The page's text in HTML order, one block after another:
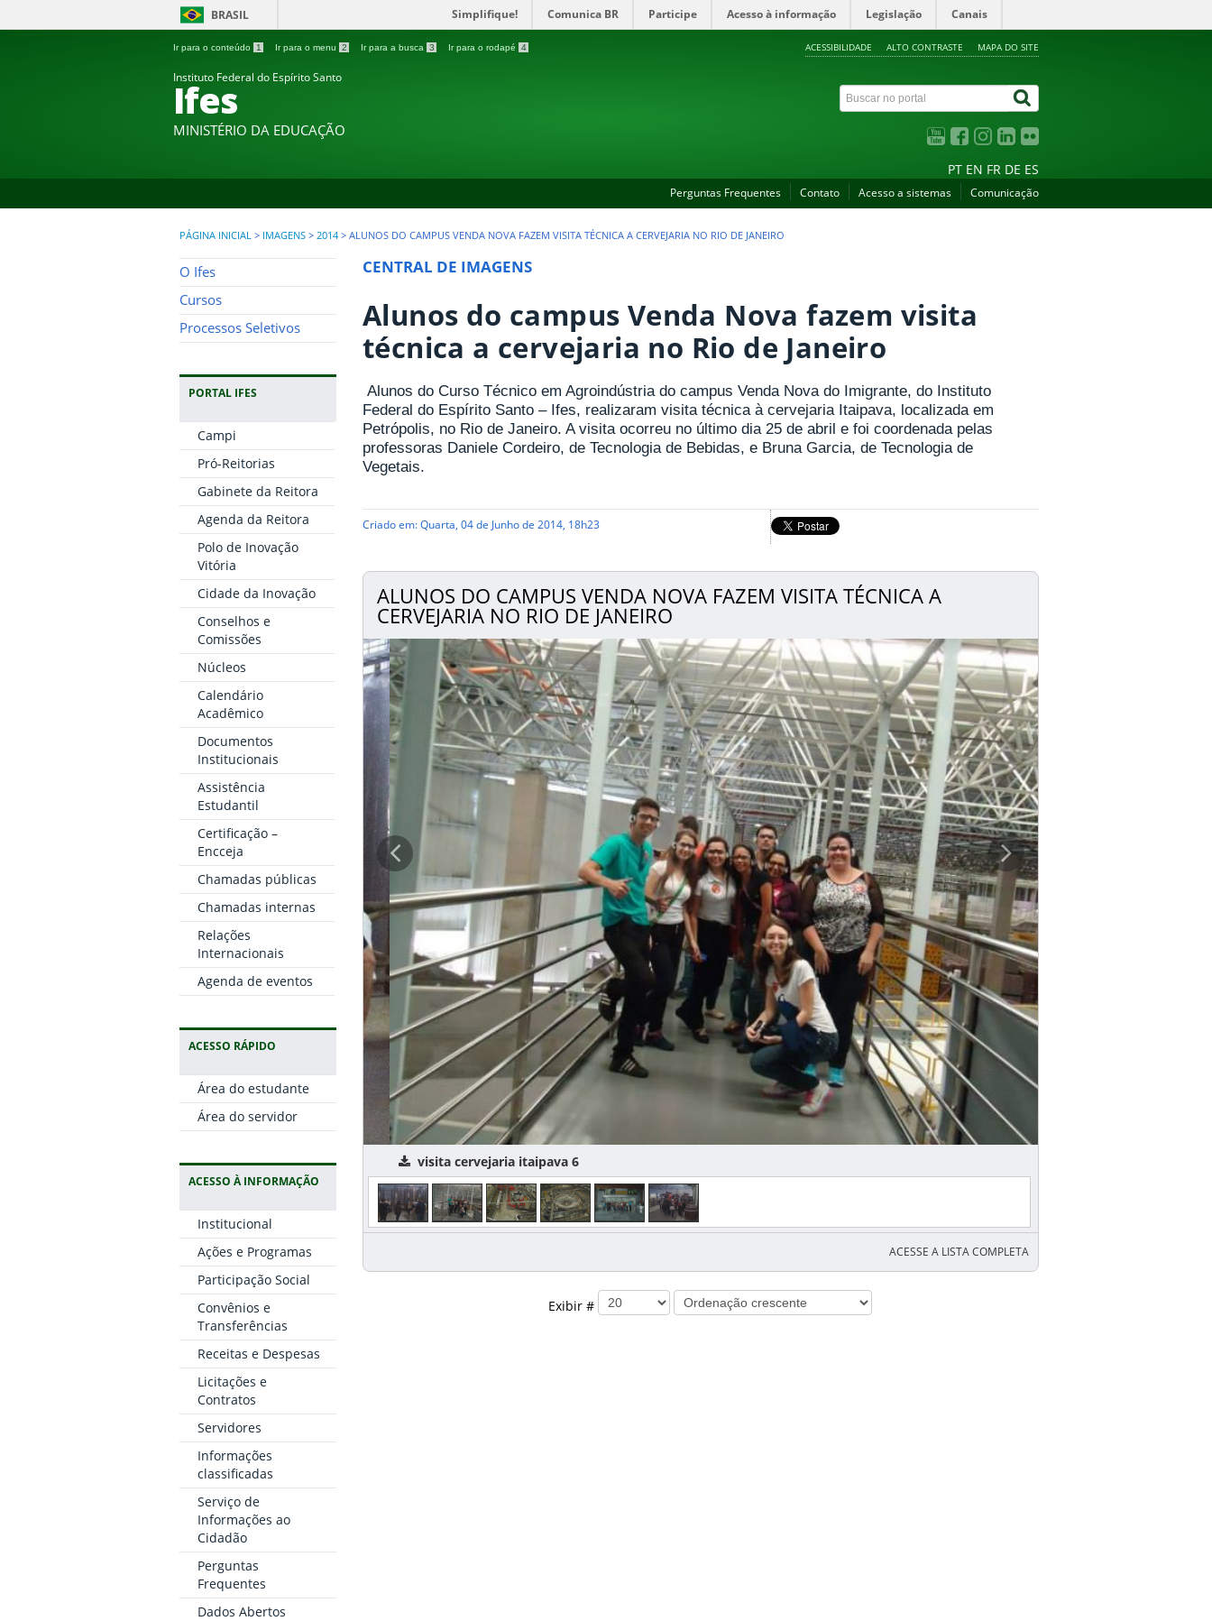
BRASIL Simplifique! Comunica BR Participe Acesso à informação Legislação Canais
Ir para o conteúdo 1 Ir para o menu 2 Ir para a busca 3 Ir para o rodapé 4 ACESSIBILIDADE ALTO CONTRASTE MAPA DO SITE
Instituto Federal do Espírito Santo
Ifes
MINISTÉRIO DA EDUCAÇÃO
PT EN FR DE ES
Perguntas Frequentes Contato Acesso a sistemas Comunicação
PÁGINA INICIAL > IMAGENS > 2014 > ALUNOS DO CAMPUS VENDA NOVA FAZEM VISITA TÉCNICA A CERVEJARIA NO RIO DE JANEIRO
O Ifes
Cursos
Processos Seletivos
PORTAL IFES
Campi
Pró-Reitorias
Gabinete da Reitora
Agenda da Reitora
Polo de Inovação
Vitória
Cidade da Inovação
Conselhos e
Comissões
Núcleos
Calendário
Acadêmico
Documentos
Institucionais
Assistência
Estudantil
Certificação –
Encceja
Chamadas públicas
Chamadas internas
Relações
Internacionais
Agenda de eventos
ACESSO RÁPIDO
Área do estudante
Área do servidor
ACESSO À INFORMAÇÃO
Institucional
Ações e Programas
Participação Social
Convênios e
Transferências
Receitas e Despesas
Licitações e
Contratos
Servidores
Informações
classificadas
Serviço de
Informações ao
Cidadão
Perguntas
Frequentes
Dados Abertos
CENTRAL DE IMAGENS
Alunos do campus Venda Nova fazem visita
técnica a cervejaria no Rio de Janeiro
Alunos do Curso Técnico em Agroindústria do campus Venda Nova do Imigrante, do Instituto
Federal do Espírito Santo – Ifes, realizaram visita técnica à cervejaria Itaipava, localizada em
Petrópolis, no Rio de Janeiro. A visita ocorreu no último dia 25 de abril e foi coordenada pelas
professoras Daniele Cordeiro, de Tecnologia de Bebidas, e Bruna Garcia, de Tecnologia de
Vegetais.
Criado em: Quarta, 04 de Junho de 2014, 18h23
ALUNOS DO CAMPUS VENDA NOVA FAZEM VISITA TÉCNICA A
CERVEJARIA NO RIO DE JANEIRO
visita cervejaria itaipava 6
ACESSE A LISTA COMPLETA
Exibir #